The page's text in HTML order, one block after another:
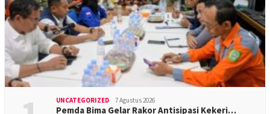
UNCATEGORIZED 7 Agustus 2026
Pemda Bima Gelar Rakor Antisipasi Kekeri…